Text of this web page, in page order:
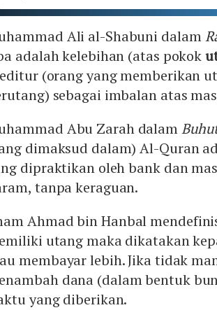
Ali al-Shabuni dalam
adalah kelebihan (atas pokok
(orang yang memberikan
sebagai imbalan atas
Abu Zarah dalam
dimaksud dalam) Al-Quran
dipraktikan oleh bank dan
tanpa keraguan.
Ahmad bin Hanbal
utang maka dikatakan
membayar lebih. Jika tidak
dana (dalam bentuk
yang diberikan.